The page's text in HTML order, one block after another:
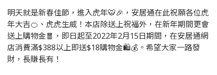
明天就是新春佳節，進入虎年🐯🎉，安居通在此祝願各位虎
年大吉🍊、虎虎生威！本店除送上祝福外，在新年期間更會
送上購物金🧧，即日起至2022年2月15日期間，在安居通網
店消費滿$388以上即送$18購物金🛍️💰。希望大家一路發
財，長賺長有！